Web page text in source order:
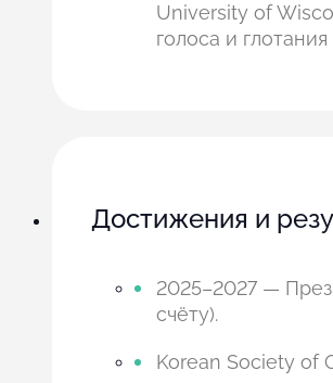
University of
голоса и
Достижения и
2025–2027 —
счёту).
Korean Society of